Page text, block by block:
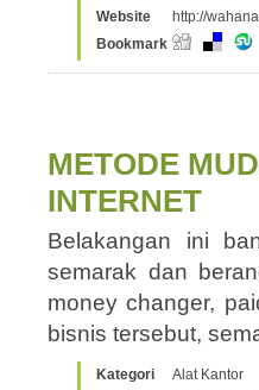
Website
http://
Bookmark
METODE
INTERNET
Belakangan ini
semarak dan
money changer,
bisnis tersebut,
Kategori
Alat Kantor